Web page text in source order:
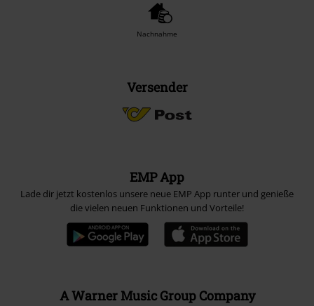
Nachnahme
Versender
EMP App
Lade dir jetzt kostenlos unsere neue EMP App runter und genieße
die vielen neuen Funktionen und Vorteile!
A Warner Music Group Company